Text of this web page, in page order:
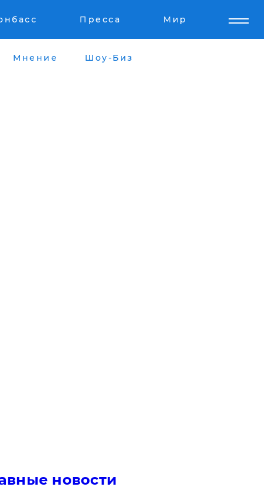
Пресса Мир
Мнение Шоу-Биз
новости